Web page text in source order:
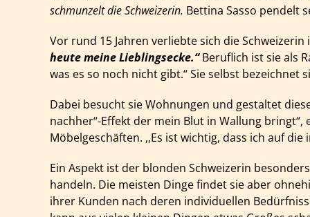
schmunzelt die Schweizerin. Bettina Sasso pendelt
Vor rund 15 Jahren verliebte sich die
heute meine Lieblingsecke.“Beruflich ist sie als
was es so noch nicht gibt.“Sie selbst bezeichnet
Dabei besucht sie Wohnungen und gestaltet
nachher“-Effekt der mein Blut in Wallung
Möbelgeschäften. ,,Es ist wichtig, dass ich auf
Ein Aspekt ist der blonden Schweizerin
handeln. Die meisten Dinge findet sie aber
ihrer Kunden nach deren individuellen